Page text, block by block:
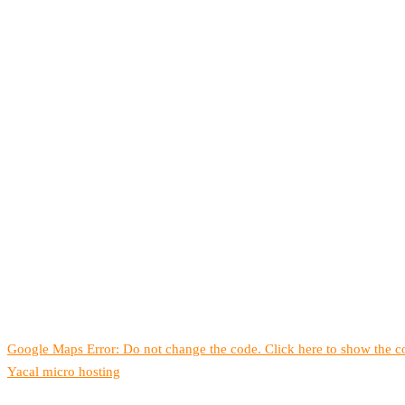
Google Maps Error: Do not change the code. Click here to show the
Yacal micro hosting